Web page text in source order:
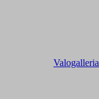
Valogalleria